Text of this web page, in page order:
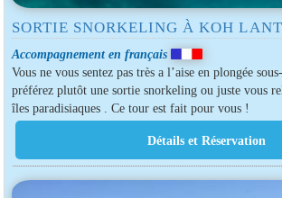
SORTIE SNORKELING À KOH
Accompagnement en français
Vous ne vous sentez pas très a l’aise en plongée
préférez plutôt une sortie snorkeling ou juste vous
îles paradisiaques . Ce tour est fait pour vous !